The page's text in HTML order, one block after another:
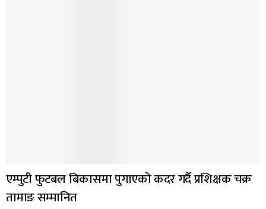
एम्पुटी फुटबल बिकासमा पुगाएको कदर गर्दै प्रशिक्षक चक्र
तामाङ सम्मानित